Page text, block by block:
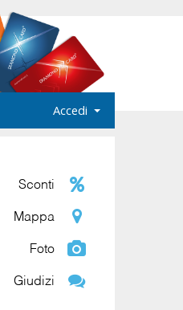
Accedi
Sconti
Mappa
Foto
Giudizi